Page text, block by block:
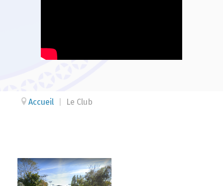
Accueil Le Club